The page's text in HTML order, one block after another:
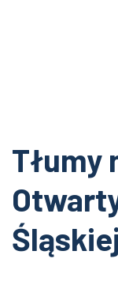
Tłumy
Śląskiej